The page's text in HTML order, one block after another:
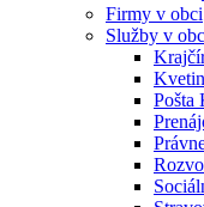
Firmy v obci
Služby v
Pošta